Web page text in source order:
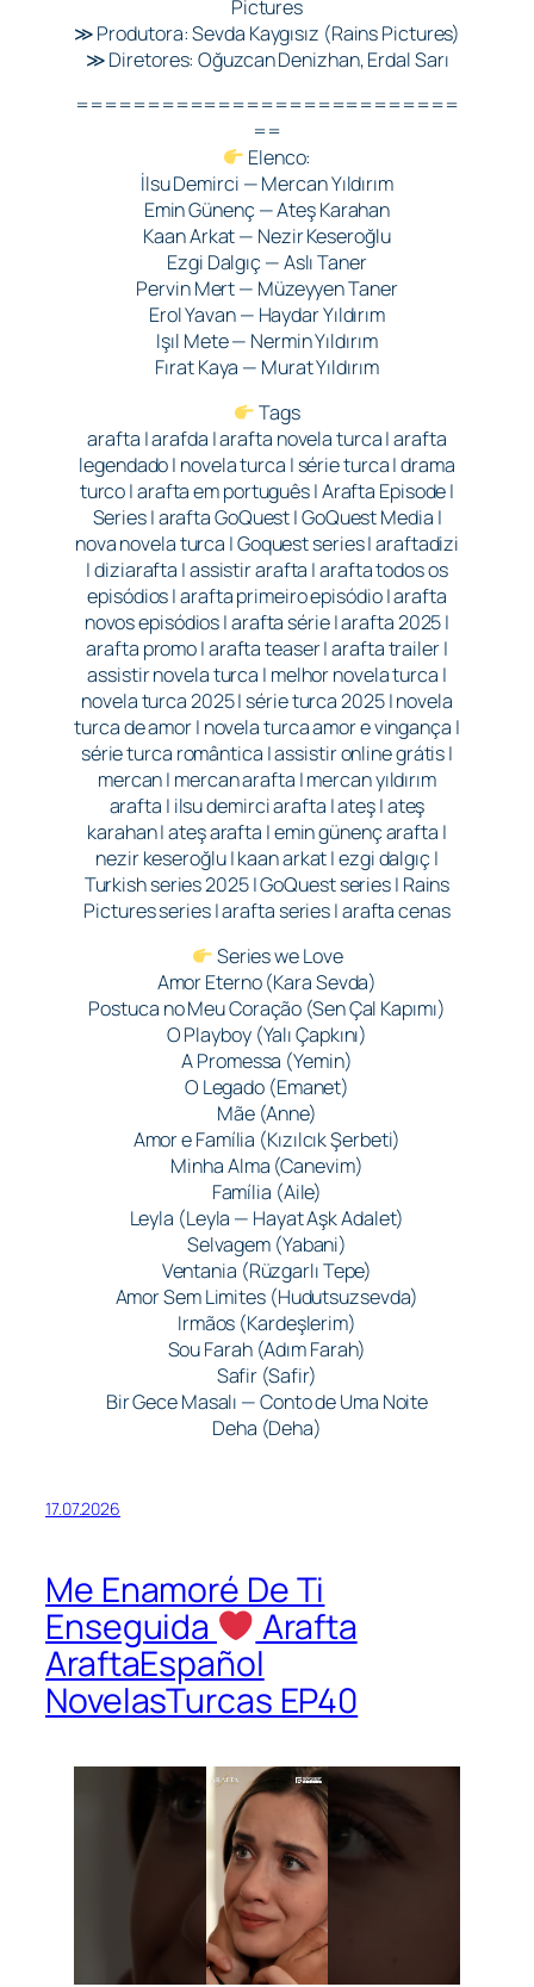
Pictures
≫ Produtora: Sevda Kaygısız (Rains Pictures)
≫ Diretores: Oğuzcan Denizhan, Erdal Sarı
===========================
==
Elenco:
İlsu Demirci — Mercan Yıldırım
Emin Günenç — Ateş Karahan
Kaan Arkat — Nezir Keseroğlu
Ezgi Dalgıç — Aslı Taner
Pervin Mert — Müzeyyen Taner
Erol Yavan — Haydar Yıldırım
Işıl Mete — Nermin Yıldırım
Fırat Kaya — Murat Yıldırım
Tags
arafta | arafda | arafta novela turca | arafta
legendado | novela turca | série turca | drama
turco | arafta em português | Arafta Episode |
Series | arafta GoQuest | GoQuest Media |
nova novela turca | Goquest series | araftadizi
| diziarafta | assistir arafta | arafta todos os
episódios | arafta primeiro episódio | arafta
novos episódios | arafta série | arafta 2025 |
arafta promo | arafta teaser | arafta trailer |
assistir novela turca | melhor novela turca |
novela turca 2025 | série turca 2025 | novela
turca de amor | novela turca amor e vingança |
série turca romântica | assistir online grátis |
mercan | mercan arafta | mercan yıldırım
arafta | ilsu demirci arafta | ateş | ateş
karahan | ateş arafta | emin günenç arafta |
nezir keseroğlu | kaan arkat | ezgi dalgıç |
Turkish series 2025 | GoQuest series | Rains
Pictures series | arafta series | arafta cenas
Series we Love
Amor Eterno (Kara Sevda)
Postuca no Meu Coração (Sen Çal Kapımı)
O Playboy (Yalı Çapkını)
A Promessa (Yemin)
O Legado (Emanet)
Mãe (Anne)
Amor e Família (Kızılcık Şerbeti)
Minha Alma (Canevim)
Família (Aile)
Leyla (Leyla — Hayat Aşk Adalet)
Selvagem (Yabani)
Ventania (Rüzgarlı Tepe)
Amor Sem Limites (Hudutsuzsevda)
Irmãos (Kardeşlerim)
Sou Farah (Adım Farah)
Safir (Safir)
Bir Gece Masalı — Conto de Uma Noite
Deha (Deha)
17.07.2026
Me Enamoré De Ti
Enseguida Arafta
AraftaEspañol
NovelasTurcas EP40